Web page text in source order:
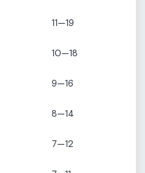
11—19
10—18
9—16
8—14
7—12